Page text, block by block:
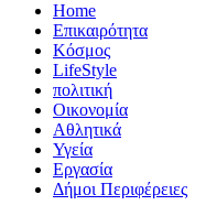
Home
Επικαιρότητα
Κόσμος
LifeStyle
πολιτική
Οικονομία
Αθλητικά
Υγεία
Εργασία
Δήμοι Περιφέρειες